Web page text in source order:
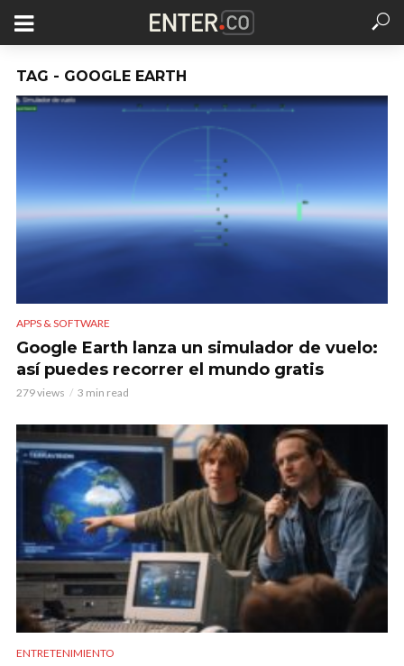
TAG - GOOGLE EARTH
APPS & SOFTWARE
Google Earth lanza un simulador de vuelo:
así puedes recorrer el mundo gratis
279 views 3 min read
ENTRETENIMIENTO